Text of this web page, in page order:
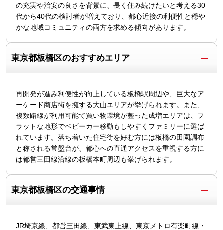
の充実や治安の良さを背景に、長く住み続けたいと考える30
代から40代の検討者が増えており、都心近接の利便性と穏や
かな地域コミュニティの両方を求める傾向があります。
東京都板橋区のおすすめエリア
再開発が進み利便性が向上している板橋駅周辺や、巨大なア
ーケード商店街を擁する大山エリアが挙げられます。また、
複数路線が利用可能で買い物環境が整った成増エリアは、フ
ラットな地形でベビーカー移動もしやすくファミリーに選ば
れています。落ち着いた住宅街を好む方には板橋の田園調布
と称される常盤台が、都心への直通アクセスを重視する方に
は都営三田線沿線の板橋本町周辺も挙げられます。
東京都板橋区の交通事情
JR埼京線、都営三田線、東武東上線、東京メトロ有楽町線・